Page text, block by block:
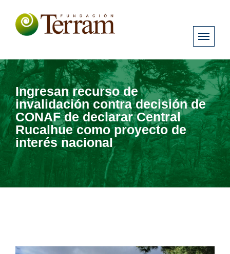
Ingresan recurso de
invalidación contra decisión de
CONAF de declarar Central
Rucalhue como proyecto de
interés nacional